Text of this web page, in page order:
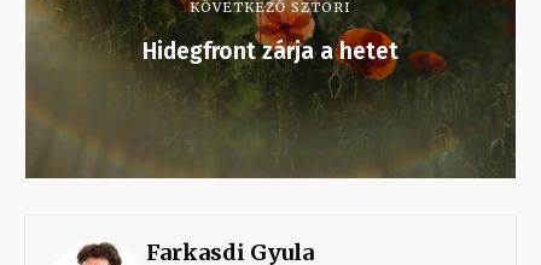
KÖVETKEZŐ SZTORI
Hidegfront zárja a hetet
Farkasdi Gyula